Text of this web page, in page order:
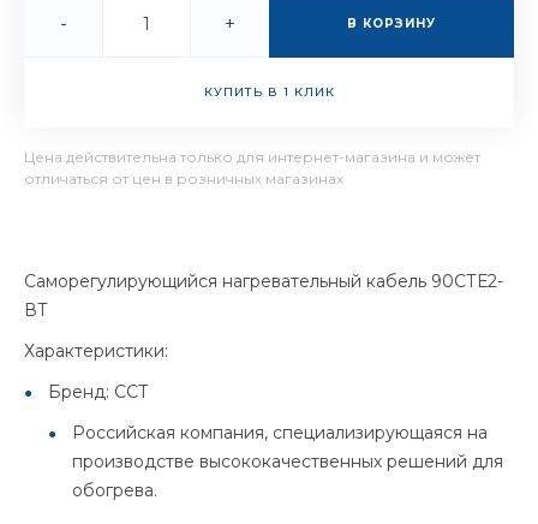
- + В КОРЗИНУ
КУПИТЬ В 1 КЛИК
Цена действительна только для интернет-магазина и может
отличаться от цен в розничных магазинах
Саморегулирующийся нагревательный кабель 90СТЕ2-
ВТ
Характеристики:
Бренд: ССТ
Российская компания, специализирующаяся на
производстве высококачественных решений для
обогрева.